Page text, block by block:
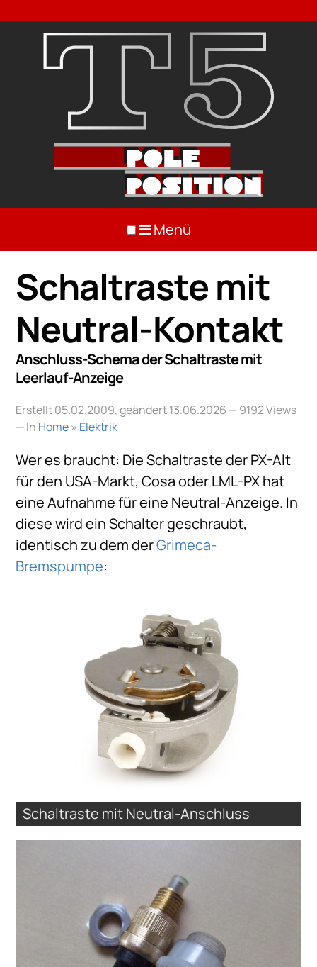
Menü
Schaltraste mit
Neutral-Kontakt
Anschluss-Schema der Schaltraste mit
Leerlauf-Anzeige
Erstellt 05.02.2009, geändert 13.06.2026 — 9192 Views
— In Home» Elektrik
Wer es braucht: Die Schaltraste der PX-Alt
für den USA-Markt, Cosa oder LML-PX hat
eine Aufnahme für eine Neutral-Anzeige. In
diese wird ein Schalter geschraubt,
identisch zu dem derGrimeca-
Bremspumpe:
Schaltraste mit Neutral-Anschluss